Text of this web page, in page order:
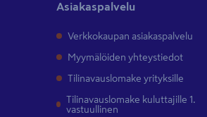
Asiakaspalvelu
Verkkokaupan asiakaspalvelu
Myymälöiden yhteystiedot
Tilinavauslomake yrityksille
Tilinavauslomake kuluttajille 1.
vastuullinen